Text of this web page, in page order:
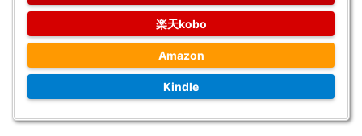
楽天kobo
Amazon
Kindle